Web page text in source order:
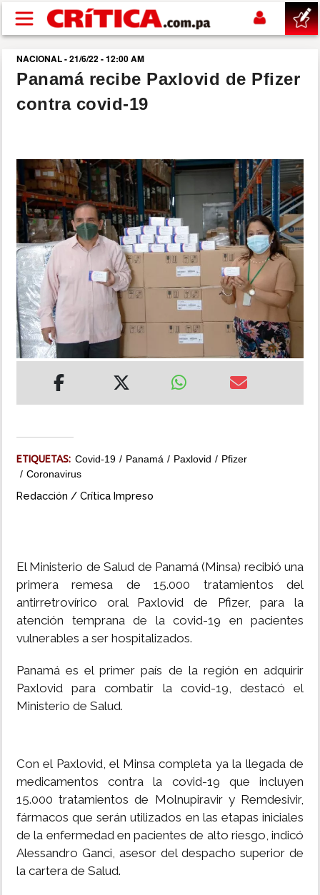
Pasar al contenido principal
buscar
SUCESOS
POLÍTICA
SHOW
DEPORTES
MUNDO
INSÓLITAS
MULTIMEDIA
NACIONAL - 21/6/22 - 12:00 AM
Panamá recibe Paxlovid de Pfizer
contra covid-19
ETIQUETAS: Covid-19 Panamá Paxlovid
Pfizer
Coronavirus
Redacción / Crítica Impreso
El Ministerio de Salud de Panamá (Minsa) recibió una
primera remesa de 15.000 tratamientos del
antirretrovírico oral Paxlovid de Pfizer, para la
atención temprana de la covid-19 en pacientes
vulnerables a ser hospitalizados.
Panamá es el primer país de la región en adquirir
Paxlovid para combatir la covid-19, destacó el
Ministerio de Salud.
Con el Paxlovid, el Minsa completa ya la llegada de
medicamentos contra la covid-19 que incluyen
15.000 tratamientos de Molnupiravir y Remdesivir,
fármacos que serán utilizados en las etapas iniciales
de la enfermedad en pacientes de alto riesgo, indicó
Alessandro Ganci, asesor del despacho superior de
la cartera de Salud.